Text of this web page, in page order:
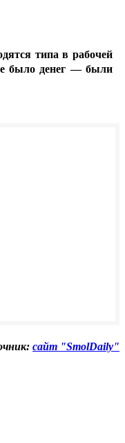
типа в рабочей
было денег — были
сайт "SmolDaily"